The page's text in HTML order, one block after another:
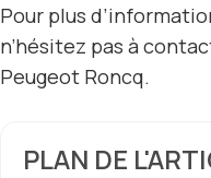
Pour plus
n’hésitez pas à
Peugeot Roncq.
PLAN DE